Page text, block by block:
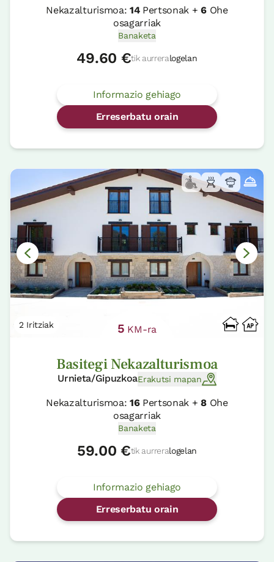
Nekazalturismoa: 14Pertsonak +6Ohe
osagarriak
Banaketa
49.60 €tik aurreralogelan
Informazio gehiago
Erreserbatu orain
2 Iritziak 5 KM-ra
Basitegi Nekazalturismoa
Urnieta/GipuzkoaErakutsi mapan
Nekazalturismoa: 16Pertsonak +8Ohe
osagarriak
Banaketa
59.00 €tik aurreralogelan
Informazio gehiago
Erreserbatu orain